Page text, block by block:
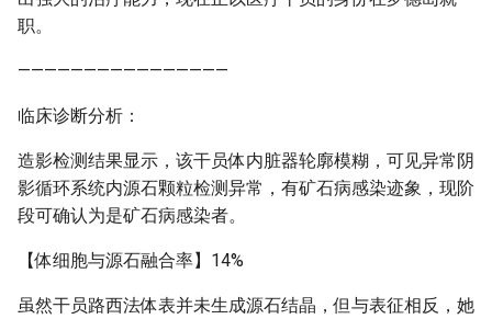
职。
————————————————
临床诊断分析：
造影检测结果显示，该干员体内脏器轮廓模糊，可见异常阴
影循环系统内源石颗粒检测异常，有矿石病感染迹象，现阶
段可确认为是矿石病感染者。
【体细胞与源石融合率】14%
虽然干员路西法体表并未生成源石结晶，但与表征相反，她